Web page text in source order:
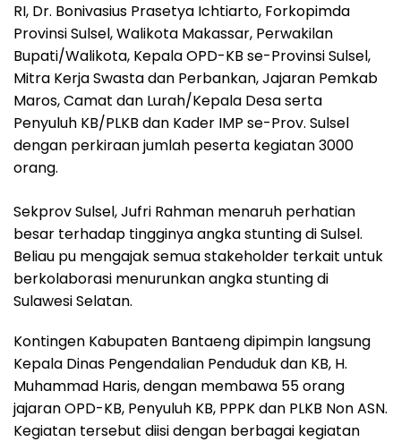
RI, Dr. Bonivasius Prasetya Ichtiarto, Forkopimda
Provinsi Sulsel, Walikota Makassar, Perwakilan
Bupati/Walikota, Kepala OPD-KB se-Provinsi Sulsel,
Mitra Kerja Swasta dan Perbankan, Jajaran Pemkab
Maros, Camat dan Lurah/Kepala Desa serta
Penyuluh KB/PLKB dan Kader IMP se-Prov. Sulsel
dengan perkiraan jumlah peserta kegiatan 3000
orang.
Sekprov Sulsel, Jufri Rahman menaruh perhatian
besar terhadap tingginya angka stunting di Sulsel.
Beliau pu mengajak semua stakeholder terkait untuk
berkolaborasi menurunkan angka stunting di
Sulawesi Selatan.
Kontingen Kabupaten Bantaeng dipimpin langsung
Kepala Dinas Pengendalian Penduduk dan KB, H.
Muhammad Haris, dengan membawa 55 orang
jajaran OPD-KB, Penyuluh KB, PPPK dan PLKB Non ASN.
Kegiatan tersebut diisi dengan berbagai kegiatan